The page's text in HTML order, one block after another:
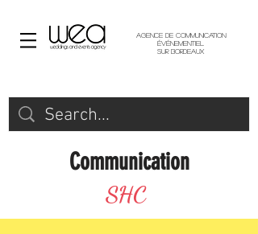
Agence de communication
événementiel
sur Bordeaux
Communication
SHC